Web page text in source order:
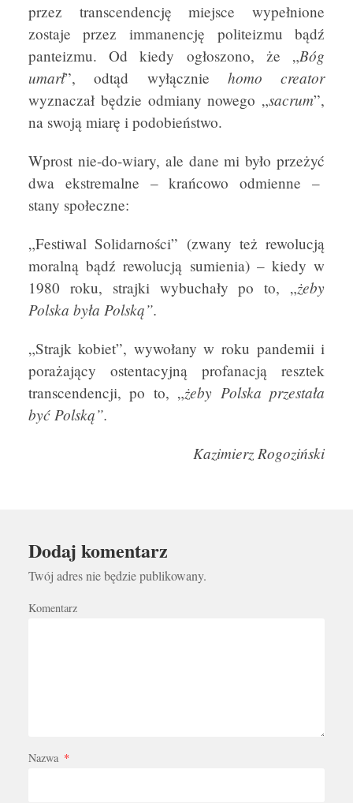
przez transcendencję miejsce wypełnione
zostaje przez immanencję politeizmu bądź
panteizmu. Od kiedy ogłoszono, że „Bóg
umarł”, odtąd wyłącznie homo creator
wyznaczał będzie odmiany nowego „sacrum”,
na swoją miarę i podobieństwo.
Wprost nie-do-wiary, ale dane mi było przeżyć
dwa ekstremalne – krańcowo odmienne –
stany społeczne:
„Festiwal Solidarności” (zwany też rewolucją
moralną bądź rewolucją sumienia) – kiedy w
1980 roku, strajki wybuchały po to, „żeby
Polska była Polską”.
„Strajk kobiet”, wywołany w roku pandemii i
porażający ostentacyjną profanacją resztek
transcendencji, po to, „żeby Polska przestała
być Polską”.
Kazimierz Rogoziński
Dodaj komentarz
Twój adres nie będzie publikowany.
Komentarz
Nazwa *